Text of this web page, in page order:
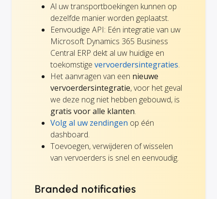
Al uw transportboekingen kunnen op
dezelfde manier worden geplaatst.
Eenvoudige API: Eén integratie van uw
Microsoft Dynamics 365 Business
Central ERP dekt al uw huidige en
toekomstige vervoerdersintegraties.
Het aanvragen van een nieuwe
vervoerdersintegratie, voor het geval
we deze nog niet hebben gebouwd, is
gratis voor alle klanten.
Volg al uw zendingen op één
dashboard.
Toevoegen, verwijderen of wisselen
van vervoerders is snel en eenvoudig.
Branded notificaties